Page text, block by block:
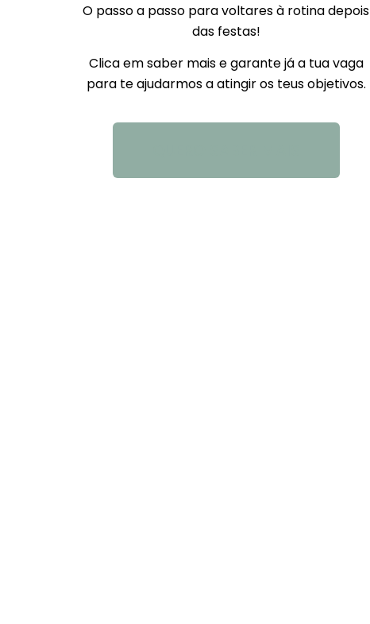
O passo a passo para voltares à rotina depois
das festas!
Clica em saber mais e garante já a tua vaga
para te ajudarmos a atingir os teus objetivos.